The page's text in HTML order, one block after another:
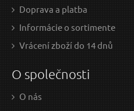
Doprava a platba
Informácie o sortimente
Vrácení zboží do 14 dnů
O společnosti
O nás